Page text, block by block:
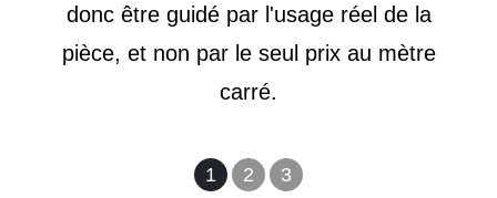
1 2 3
donc être guidé par l'usage réel de la
pièce, et non par le seul prix au mètre
carré.